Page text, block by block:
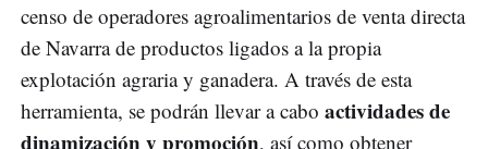
censo de operadores agroalimentarios de venta directa
de Navarra de productos ligados a la propia
explotación agraria y ganadera. A través de esta
herramienta, se podrán llevar a cabo actividades de
dinamización y promoción, así como obtener